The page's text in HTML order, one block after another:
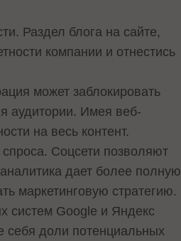
Раздел блога на сайте,
компании и отнестись
может заблокировать
аудитории. Имея веб-
на весь контент.
Соцсети позволяют
дает более полную
маркетинговую стратегию.
систем Google и Яндекс
себя доли потенциальных